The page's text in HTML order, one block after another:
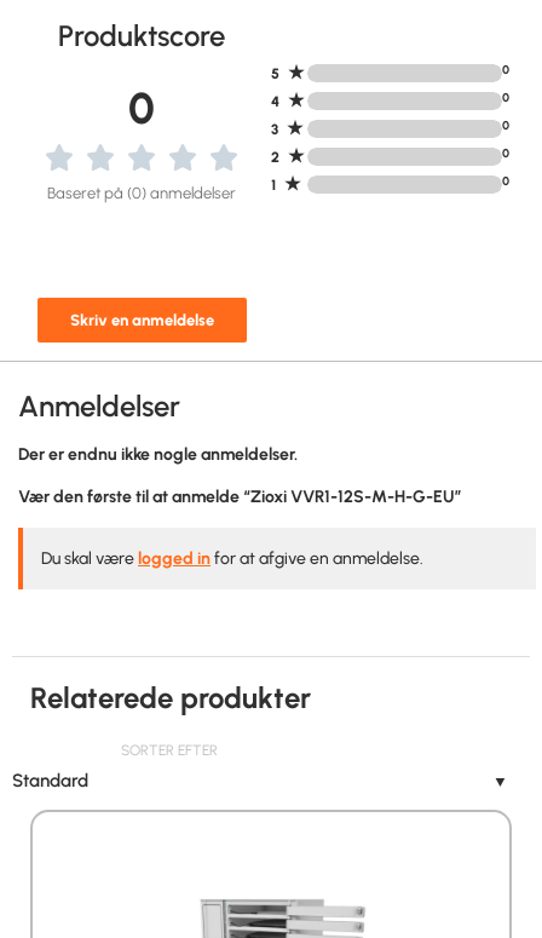
Produktscore
0
Baseret på (0) anmeldelser
Skriv en anmeldelse
5 ★ 0
4 ★ 0
3 ★ 0
2 ★ 0
1 ★ 0
Anmeldelser
Der er endnu ikke nogle anmeldelser.
Vær den første til at anmelde “Zioxi VVR1-12S-M-H-G-EU”
Du skal være logged infor at afgive en anmeldelse.
Relaterede produkter
SORTER EFTER
Standard ▼